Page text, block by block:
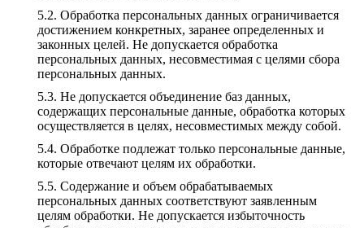
Обработка персональных данных ограничивается
достижением конкретных, заранее определенных и
законных целей. Не допускается обработка
персональных данных, несовместимая с целями сбора
персональных данных.
Не допускается объединение баз данных,
содержащих персональные данные, обработка которых
осуществляется в целях, несовместимых между собой.
Обработке подлежат только персональные данные,
которые отвечают целям их обработки.
Содержание и объем обрабатываемых
персональных данных соответствуют заявленным
целям обработки. Не допускается избыточность